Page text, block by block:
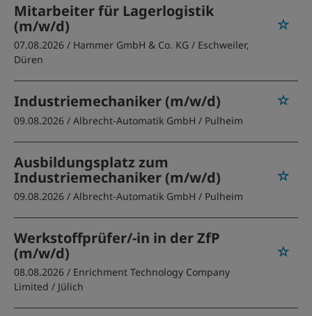
Mitarbeiter für Lagerlogistik
(m/w/d)
07.08.2026 / Hammer GmbH & Co. KG / Eschweiler,
Düren
Industriemechaniker (m/w/d)
09.08.2026 / Albrecht-Automatik GmbH / Pulheim
Ausbildungsplatz zum
Industriemechaniker (m/w/d)
09.08.2026 / Albrecht-Automatik GmbH / Pulheim
Werkstoffprüfer/-in in der ZfP
(m/w/d)
08.08.2026 / Enrichment Technology Company
Limited / Jülich